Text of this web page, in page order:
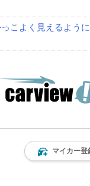
こよく見えるよう
マイカー登